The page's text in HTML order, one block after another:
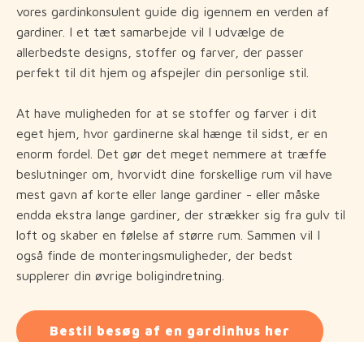
vores gardinkonsulent guide dig igennem en verden af
gardiner. I et tæt samarbejde vil I udvælge de
allerbedste designs, stoffer og farver, der passer
perfekt til dit hjem og afspejler din personlige stil.
At have muligheden for at se stoffer og farver i dit
eget hjem, hvor gardinerne skal hænge til sidst, er en
enorm fordel. Det gør det meget nemmere at træffe
beslutninger om, hvorvidt dine forskellige rum vil have
mest gavn af korte eller lange gardiner - eller måske
endda ekstra lange gardiner, der strækker sig fra gulv til
loft og skaber en følelse af større rum. Sammen vil I
også finde de monteringsmuligheder, der bedst
supplerer din øvrige boligindretning.
Bestil besøg af en gardinhus her